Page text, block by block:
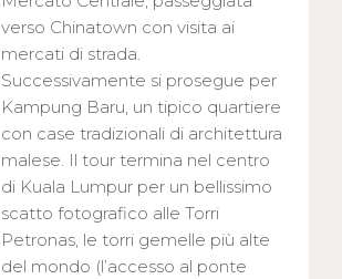
verso Chinatown con visita ai
mercati di strada.
Successivamente si prosegue per
Kampung Baru, un tipico quartiere
con case tradizionali di architettura
malese. Il tour termina nel centro
di Kuala Lumpur per un bellissimo
scatto fotografico alle Torri
Petronas, le torri gemelle più alte
del mondo (l’accesso al ponte